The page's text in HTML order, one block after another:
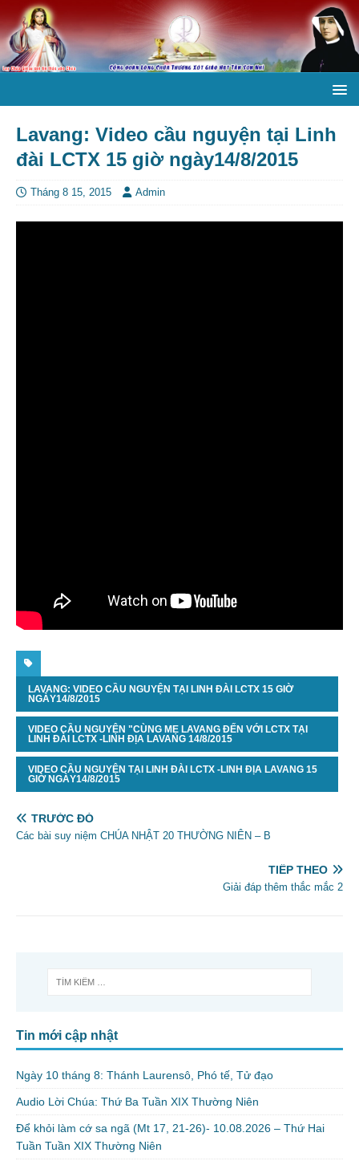
Lavang: Video cầu nguyện tại Linh
đài LCTX 15 giờ ngày14/8/2015
Tháng 8 15, 2015 Admin
LAVANG: VIDEO CẦU NGUYỆN TẠI LINH ĐÀI LCTX 15 GIỜ
NGÀY14/8/2015
VIDEO CẦU NGUYỆN "CÙNG MẸ LAVANG ĐẾN VỚI LCTX TẠI
LINH ĐÀI LCTX -LINH ĐỊA LAVANG 14/8/2015
VIDEO CẦU NGUYỆN TẠI LINH ĐÀI LCTX -LINH ĐỊA LAVANG 15
GIỜ NGÀY14/8/2015
TRƯỚC ĐÓ
Các bài suy niệm CHÚA NHẬT 20 THƯỜNG NIÊN – B
TIẾP THEO
Giải đáp thêm thắc mắc 2
Tin mới cập nhật
Ngày 10 tháng 8: Thánh Laurensô, Phó tế, Tử đạo
Audio Lời Chúa: Thứ Ba Tuần XIX Thường Niên
Để khỏi làm cớ sa ngã (Mt 17, 21-26)- 10.08.2026 – Thứ Hai
Tuần Tuần XIX Thường Niên